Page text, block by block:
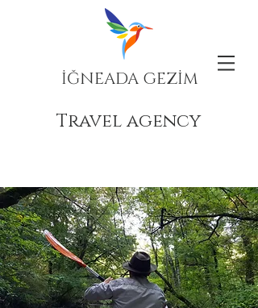
İĞNEADA GEZİM
Travel agency